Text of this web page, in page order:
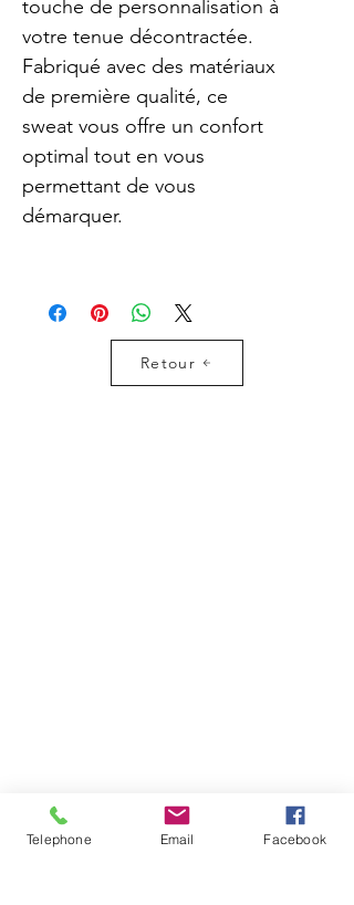
touche de personnalisation à
votre tenue décontractée.
Fabriqué avec des matériaux
de première qualité, ce
sweat vous offre un confort
optimal tout en vous
permettant de vous
démarquer.
Retour
Telephone Email Facebook